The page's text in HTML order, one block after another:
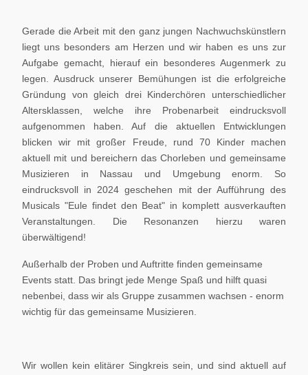
Gerade die Arbeit mit den ganz jungen Nachwuchskünstlern
liegt uns besonders am Herzen und wir haben es uns zur
Aufgabe gemacht, hierauf ein besonderes Augenmerk zu
legen. Ausdruck unserer Bemühungen ist die erfolgreiche
Gründung von gleich drei Kinderchören unterschiedlicher
Altersklassen, welche ihre Probenarbeit eindrucksvoll
aufgenommen haben. Auf die aktuellen Entwicklungen
blicken wir mit großer Freude, rund 70 Kinder machen
aktuell mit und bereichern das Chorleben und gemeinsame
Musizieren in Nassau und Umgebung enorm. So
eindrucksvoll in 2024 geschehen mit der Aufführung des
Musicals "Eule findet den Beat" in komplett ausverkauften
Veranstaltungen. Die Resonanzen hierzu waren
überwältigend!
Außerhalb der Proben und Auftritte finden gemeinsame
Events statt. Das bringt jede Menge Spaß und hilft quasi
nebenbei, dass wir als Gruppe zusammen wachsen - enorm
wichtig für das gemeinsame Musizieren.
Wir wollen kein elitärer Singkreis sein, und sind aktuell auf